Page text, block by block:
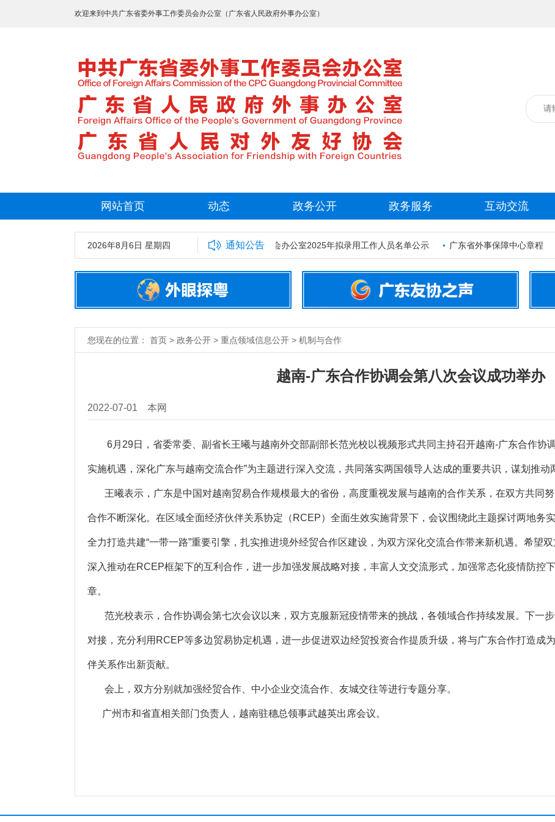
欢迎来到中共广东省委外事工作委员会办公室（广东省人民政府外事办公室）
网站首页 动态 政务公开 政务服务 互动交流
2026年8月6日 星期四 通知公告
中共广东省委外事工作委员会办公室2025年拟录用工作人员名单公示 广东省外事保障中心章程
您现在的位置： 首页 > 政务公开 > 重点领域信息公开 > 机制与合作
越南-广东合作协调会第八次会议成功举办
2022-07-01 本网
6月29日，省委常委、副省长王曦与越南外交部副部长范光校以视频形式共同主持召开越南-广东合作协
实施机遇，深化广东与越南交流合作”为主题进行深入交流，共同落实两国领导人达成的重要共识，谋划推动
王曦表示，广东是中国对越南贸易合作规模最大的省份，高度重视发展与越南的合作关系，在双方共同
合作不断深化。在区域全面经济伙伴关系协定（RCEP）全面生效实施背景下，会议围绕此主题探讨两地务
全力打造共建“一带一路”重要引擎，扎实推进境外经贸合作区建设，为双方深化交流合作带来新机遇。希望
深入推动在RCEP框架下的互利合作，进一步加强发展战略对接，丰富人文交流形式，加强常态化疫情防控
章。
范光校表示，合作协调会第七次会议以来，双方克服新冠疫情带来的挑战，各领域合作持续发展。下一步
对接，充分利用RCEP等多边贸易协定机遇，进一步促进双边经贸投资合作提质升级，将与广东合作打造成
伴关系作出新贡献。
会上，双方分别就加强经贸合作、中小企业交流合作、友城交往等进行专题分享。
广州市和省直相关部门负责人，越南驻穗总领事武越英出席会议。